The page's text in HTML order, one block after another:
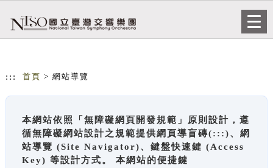
::: 首頁 > 網站導覽
本網站依照「無障礙網頁開發規範」原則設計，遵
循無障礙網站設計之規範提供網頁導盲磚(:::)、網
站導覽 (Site Navigator)、鍵盤快速鍵 (Access
Key) 等設計方式。 本網站的便捷鍵